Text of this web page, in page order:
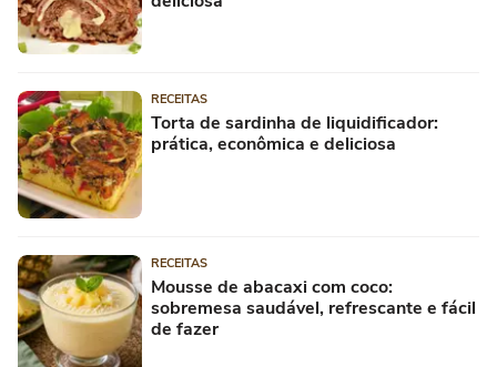
RECEITAS
Torta de sardinha de liquidificador:
prática, econômica e deliciosa
RECEITAS
Mousse de abacaxi com coco:
sobremesa saudável, refrescante e fácil
de fazer